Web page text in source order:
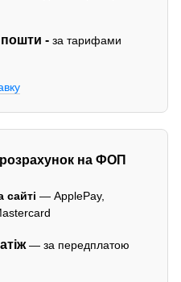
пошти -за тарифами
розрахунок на ФОП
сайті — ApplePay,
— за передплатою